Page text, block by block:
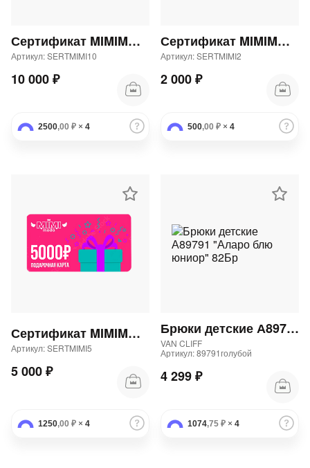
Сертификат MIMIMODA 10000 р.
Артикул: SERTMIMI10
10 000 ₽
2500,00 ₽ × 4
Сертификат MIMIMODA 2000 р.
Артикул: SERTMIMI2
2 000 ₽
500,00 ₽ × 4
Сертификат MIMIMODA 5000 р.
Артикул: SERTMIMI5
5 000 ₽
1250,00 ₽ × 4
Брюки детские А89791 "Аларо блю юниор" 82Бр
VAN CLIFF
Артикул: 89791голубой
4 299 ₽
1074,75 ₽ × 4